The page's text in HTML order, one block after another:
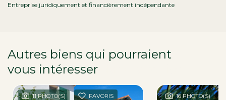
Entreprise juridiquement et financièrement indépendante
Autres biens qui pourraient
vous intéresser
11 PHOTO(S) FAVORIS 16 PHOTO(S)